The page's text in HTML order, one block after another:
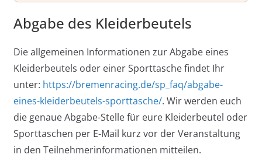
Abgabe des Kleiderbeutels
Die allgemeinen Informationen zur Abgabe eines
Kleiderbeutels oder einer Sporttasche findet Ihr
unter: https://bremenracing.de/sp_faq/abgabe-
eines-kleiderbeutels-sporttasche/. Wir werden euch
die genaue Abgabe-Stelle für eure Kleiderbeutel oder
Sporttaschen per E-Mail kurz vor der Veranstaltung
in den Teilnehmerinformationen mitteilen.